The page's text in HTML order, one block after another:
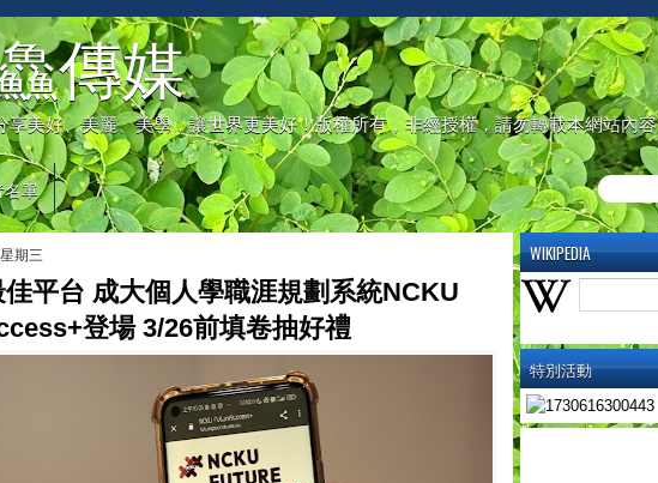
傳媒
美好、美麗、美學，讓世界更美好！版權所有，非經授權，請勿轉載本網站內容
名單
WIKIPEDIA
特別活動
期三
平台 成大個人學職涯規劃系統NCKU
登場 3/26前填卷抽好禮